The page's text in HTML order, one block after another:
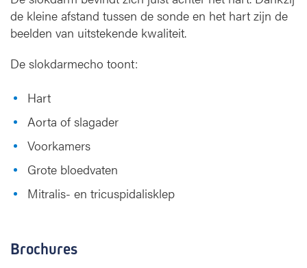
de kleine afstand tussen de sonde en het hart zijn de
beelden van uitstekende kwaliteit.
De slokdarmecho toont:
Hart
Aorta of slagader
Voorkamers
Grote bloedvaten
Mitralis- en tricuspidalisklep
Brochures